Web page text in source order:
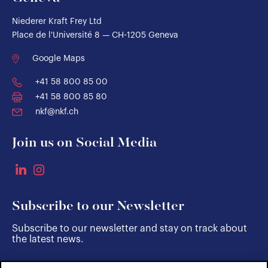
Niederer Kraft Frey Ltd
Place de l'Université 8 — CH-1205 Geneva
Google Maps
+41 58 800 85 00
+41 58 800 85 80
nkf@nkf.ch
Join us on Social Media
Subscribe to our Newsletter
Subscribe to our newsletter and stay on track about
the latest news.